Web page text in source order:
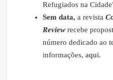
Refugiados na
Sem data, a revista
Review recebe
número dedicado ao
informações, aqui.